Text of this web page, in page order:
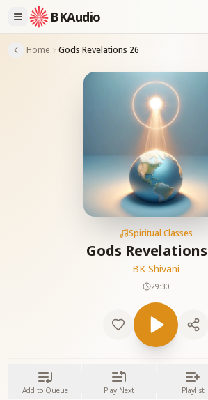
BKAudio
Home Gods Revelations 26
Spiritual Classes
BK Shivani
29:30
Add to Queue Play Next Playlist